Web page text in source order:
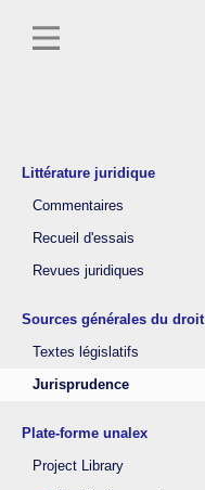
Littérature juridique
Commentaires
Recueil d'essais
Revues juridiques
Sources générales du droit
Textes législatifs
Jurisprudence
Plate-forme unalex
Project Library